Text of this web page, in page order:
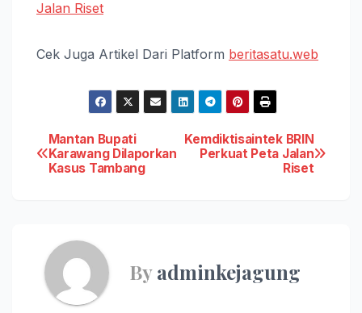
Jalan Riset
Cek Juga Artikel Dari Platform beritasatu.web
Post
navigation
Kemdiktisaintek BRIN
Perkuat Peta Jalan
Riset
Mantan Bupati
Karawang Dilaporkan
Kasus Tambang
Byadminkejagung